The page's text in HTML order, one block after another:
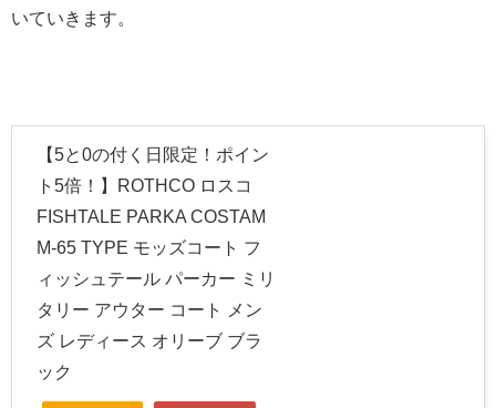
いていきます。
【5と0の付く日限定！ポイン
ト5倍！】ROTHCO ロスコ
FISHTALE PARKA COSTAM
M-65 TYPE モッズコート フ
ィッシュテール パーカー ミリ
タリー アウター コート メン
ズ レディース オリーブ ブラ
ック